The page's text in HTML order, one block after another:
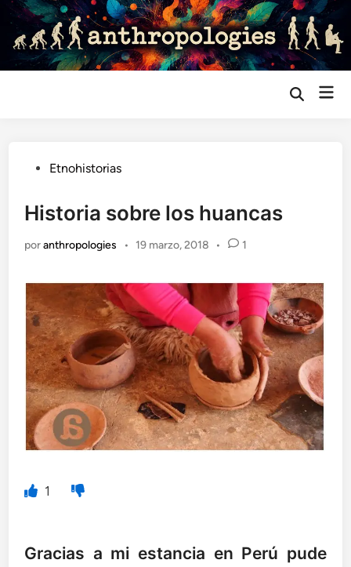
Saltar
contenido
Abrir
Publicado
Etnohistorias
Historia sobre los huancas
poranthropologies • 19 marzo, 2018 • 1
1
Gracias a mi estancia en Perú pude